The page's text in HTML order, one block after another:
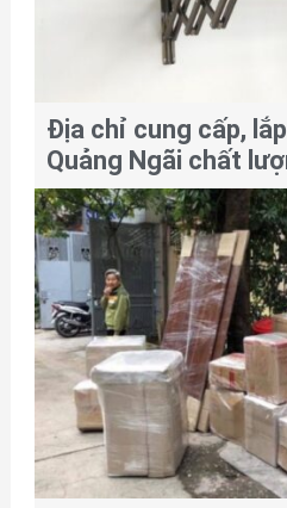
Địa chỉ cung cấp,
Quảng Ngãi chất